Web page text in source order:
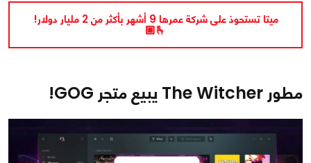
ميتا تستحوذ على شركة عمرها 9 أشهر بأكثر من 2 مليار دولار!
🫰🏼
مطور The Witcher يبيع متجر GOG!